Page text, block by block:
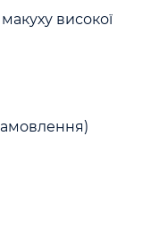
високої